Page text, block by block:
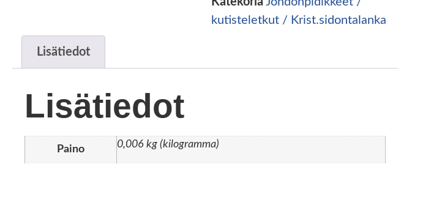
kutisteletkut / Krist.sidontalanka
Lisätiedot
Lisätiedot
Paino 0,006 kg (kilogramma)